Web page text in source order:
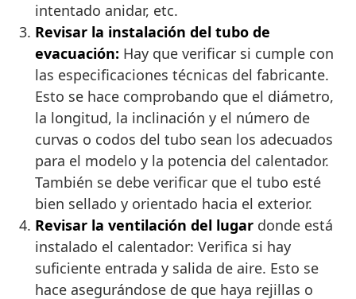
intentado anidar, etc.
Revisar la instalación del tubo de
evacuación: Hay que verificar si cumple con
las especificaciones técnicas del fabricante.
Esto se hace comprobando que el diámetro,
la longitud, la inclinación y el número de
curvas o codos del tubo sean los adecuados
para el modelo y la potencia del calentador.
También se debe verificar que el tubo esté
bien sellado y orientado hacia el exterior.
Revisar la ventilación del lugar donde está
instalado el calentador: Verifica si hay
suficiente entrada y salida de aire. Esto se
hace asegurándose de que haya rejillas o